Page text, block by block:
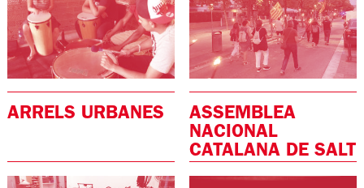
ARRELS URBANES
ASSEMBLEA
NACIONAL
CATALANA DE SALT